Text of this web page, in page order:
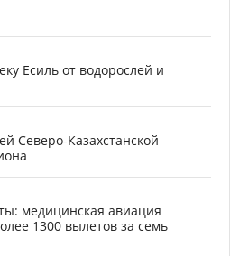
Есиль от водорослей и
Северо-Казахстанской
медицинская авиация
1300 вылетов за семь